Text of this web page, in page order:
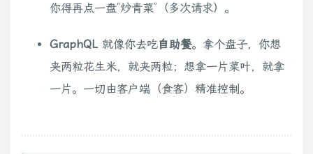
你得再点一盘“炒青菜”（多次请求）。
GraphQL就像你去吃自助餐。拿个盘子，你想
夹两粒花生米，就夹两粒；想拿一片菜叶，就拿
一片。一切由客户端（食客）精准控制。